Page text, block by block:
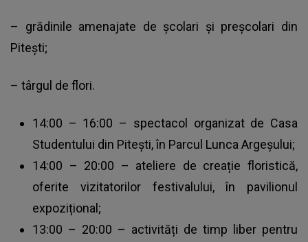
– grădinile amenajate de școlari și preșcolari din
Pitești;
– târgul de flori.
14:00 – 16:00 – spectacol organizat de Casa
Studentului din Pitești, în Parcul Lunca Argeșului;
14:00 – 20:00 – ateliere de creație floristică,
oferite vizitatorilor festivalului, în pavilionul
expozițional;
13:00 – 20:00 – activități de timp liber pentru